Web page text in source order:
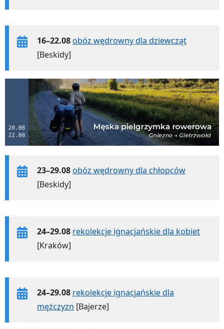
16–22.08obóz wędrowny dla dziewcząt
[Beskidy]
23–29.08obóz wędrowny dla chłopców
[Beskidy]
24–29.08 rekolekcje ignacjańskie dla kobiet
[Kraków]
24–29.08 rekolekcje ignacjańskie dla
mężczyzn [Bajerze]